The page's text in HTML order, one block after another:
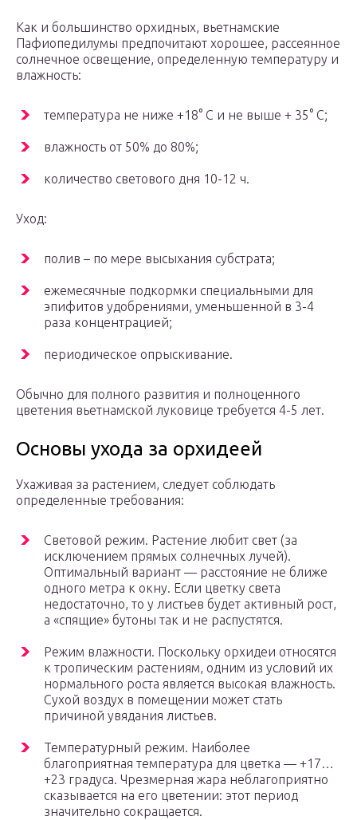
Как и большинство орхидных, вьетнамские
Пафиопедилумы предпочитают хорошее, рассеянное
солнечное освещение, определенную температуру и
влажность:
температура не ниже +18° С и не выше + 35° С;
влажность от 50% до 80%;
количество светового дня 10-12 ч.
Уход:
полив – по мере высыхания субстрата;
ежемесячные подкормки специальными для
эпифитов удобрениями, уменьшенной в 3-4
раза концентрацией;
периодическое опрыскивание.
Обычно для полного развития и полноценного
цветения вьетнамской луковице требуется 4-5 лет.
Основы ухода за орхидеей
Ухаживая за растением, следует соблюдать
определенные требования:
Световой режим. Растение любит свет (за
исключением прямых солнечных лучей).
Оптимальный вариант — расстояние не ближе
одного метра к окну. Если цветку света
недостаточно, то у листьев будет активный рост,
а «спящие» бутоны так и не распустятся.
Режим влажности. Поскольку орхидеи относятся
к тропическим растениям, одним из условий их
нормального роста является высокая влажность.
Сухой воздух в помещении может стать
причиной увядания листьев.
Температурный режим. Наиболее
благоприятная температура для цветка — +17…
+23 градуса. Чрезмерная жара неблагоприятно
сказывается на его цветении: этот период
значительно сокращается.